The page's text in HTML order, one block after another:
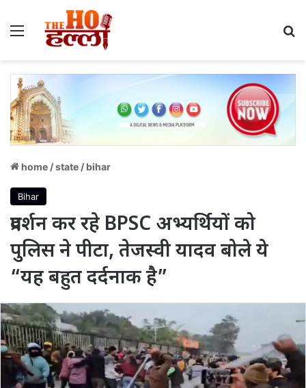
Menu
home /state / bihar
Bihar
प्रदर्शन कर रहे BPSC अभ्यर्थियों को
पुलिस ने पीटा, तेजस्वी यादव बोले ये
“यह बहुत दर्दनाक है”